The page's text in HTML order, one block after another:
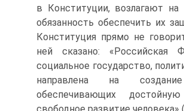
в Конституции, возлагают на
обязанность обеспечить их
Конституция прямо не
ней сказано: «Российская
социальное государство,
направлена на
обеспечивающих